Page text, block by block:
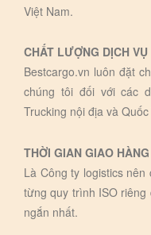
Việt Nam.
CHẤT LƯỢNG DỊCH VỤ
Bestcargo.vn luôn đặt
chúng tôi đối với các
Trucking nội địa và
THỜI GIAN GIAO HÀNG
Là Công ty logistics
từng quy trình ISO
ngắn nhất.